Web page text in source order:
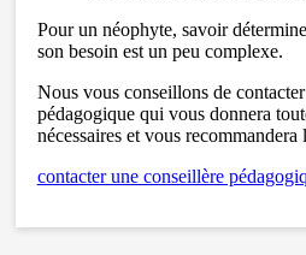
Pour un néophyte, savoir
son besoin est un peu complexe.
Nous vous conseillons de
pédagogique qui vous donnera
nécessaires et vous
contacter une conseillère